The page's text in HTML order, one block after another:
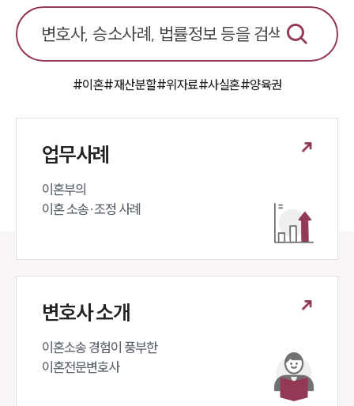
이혼 양육비계산기
상간자위자료계산기
구성원 소개
뉴스레터/브로슈어
세미나
대륜법률상담예약
대륜법률상담예약
#이혼#재산분할#위자료#사실혼#양육권
업무사례
이혼부의
이혼 소송·조정 사례
변호사 소개
이혼소송 경험이 풍부한
이혼전문변호사